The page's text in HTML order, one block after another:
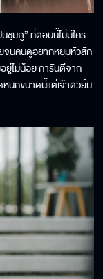
ชุมภู” ที่ตอนนี้ไม่มีใคร
จนคนดูอยากหยุมหัวสัก
ยู่ไม่น้อย การันตีจาก
หนักขนาดนี้แต่เจ้าตัวยิ้ม